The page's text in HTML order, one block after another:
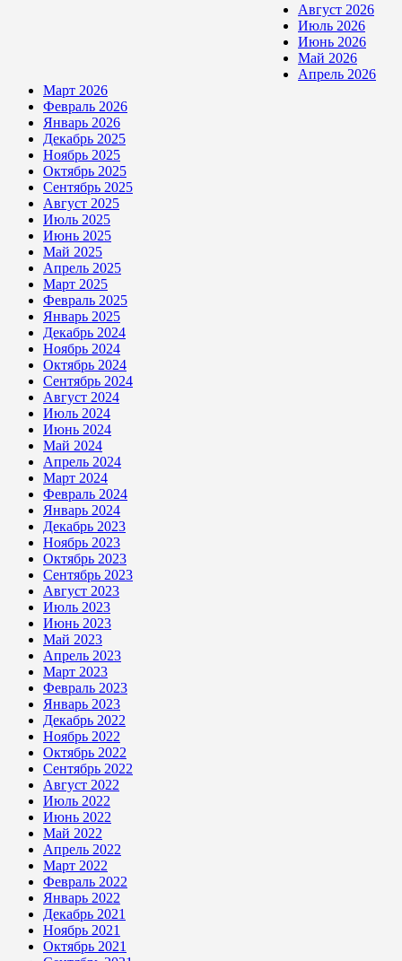
Август 2026
Июль 2026
Июнь 2026
Май 2026
Апрель 2026
Март 2026
Февраль 2026
Январь 2026
Декабрь 2025
Ноябрь 2025
Октябрь 2025
Сентябрь 2025
Август 2025
Июль 2025
Июнь 2025
Май 2025
Апрель 2025
Март 2025
Февраль 2025
Январь 2025
Декабрь 2024
Ноябрь 2024
Октябрь 2024
Сентябрь 2024
Август 2024
Июль 2024
Июнь 2024
Май 2024
Апрель 2024
Март 2024
Февраль 2024
Январь 2024
Декабрь 2023
Ноябрь 2023
Октябрь 2023
Сентябрь 2023
Август 2023
Июль 2023
Июнь 2023
Май 2023
Апрель 2023
Март 2023
Февраль 2023
Январь 2023
Декабрь 2022
Ноябрь 2022
Октябрь 2022
Сентябрь 2022
Август 2022
Июль 2022
Июнь 2022
Май 2022
Апрель 2022
Март 2022
Февраль 2022
Январь 2022
Декабрь 2021
Ноябрь 2021
Октябрь 2021